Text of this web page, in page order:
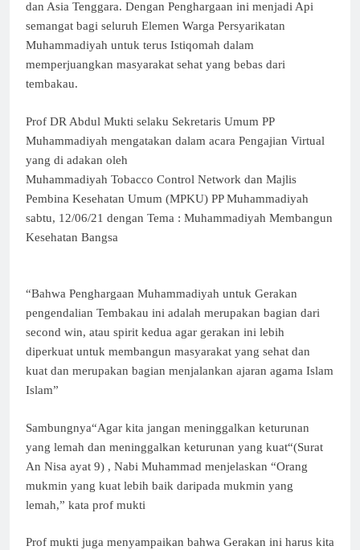
dan Asia Tenggara. Dengan Penghargaan ini menjadi Api
semangat bagi seluruh Elemen Warga Persyarikatan
Muhammadiyah untuk terus Istiqomah dalam
memperjuangkan masyarakat sehat yang bebas dari
tembakau.
Prof DR Abdul Mukti selaku Sekretaris Umum PP
Muhammadiyah mengatakan dalam acara Pengajian Virtual
yang di adakan oleh
Muhammadiyah Tobacco Control Network dan Majlis
Pembina Kesehatan Umum (MPKU) PP Muhammadiyah
sabtu, 12/06/21 dengan Tema : Muhammadiyah Membangun
Kesehatan Bangsa
“Bahwa Penghargaan Muhammadiyah untuk Gerakan
pengendalian Tembakau ini adalah merupakan bagian dari
second win, atau spirit kedua agar gerakan ini lebih
diperkuat untuk membangun masyarakat yang sehat dan
kuat dan merupakan bagian menjalankan ajaran agama Islam
Islam”
Sambungnya“Agar kita jangan meninggalkan keturunan
yang lemah dan meninggalkan keturunan yang kuat“(Surat
An Nisa ayat 9) , Nabi Muhammad menjelaskan “Orang
mukmin yang kuat lebih baik daripada mukmin yang
lemah,” kata prof mukti
Prof mukti juga menyampaikan bahwa Gerakan ini harus kita